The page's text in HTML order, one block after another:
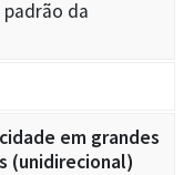
da
em grandes
(unidirecional)